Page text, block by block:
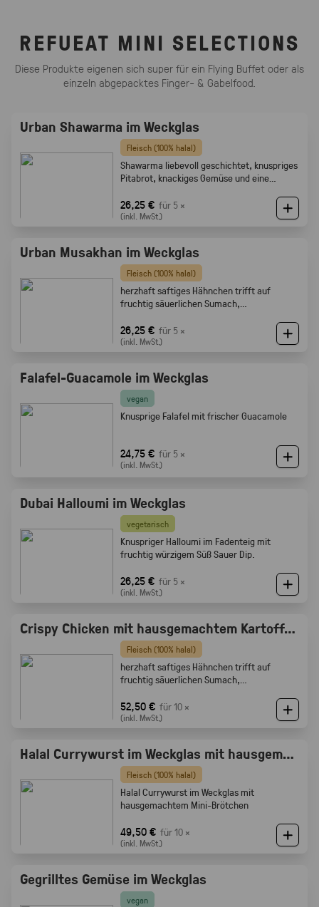
REFUEAT MINI SELECTIONS
Diese Produkte eigenen sich super für ein Flying Buffet oder als
einzeln abgepacktes Finger- & Gabelfood.
Urban Shawarma im Weckglas
Fleisch (100% halal)
Shawarma liebevoll geschichtet, knuspriges
Pitabrot, knackiges Gemüse und eine
26,25 € für 5 ×
(inkl. MwSt.)
Urban Musakhan im Weckglas
Fleisch (100% halal)
herzhaft saftiges Hähnchen trifft auf
fruchtig säuerlichen Sumach,
Röstaromen vom knusprigen Brot
26,25 € für 5 ×
(inkl. MwSt.)
Falafel-Guacamole im Weckglas
vegan
Knusprige Falafel mit frischer Guacamole
24,75 € für 5 ×
(inkl. MwSt.)
Dubai Halloumi im Weckglas
vegetarisch
Knuspriger Halloumi im Fadenteig mit
fruchtig würzigem Süß Sauer Dip.
26,25 € für 5 ×
(inkl. MwSt.)
Crispy Chicken mit hausgemachtem Kartoffelsalat
Fleisch (100% halal)
herzhaft saftiges Hähnchen trifft auf
fruchtig säuerlichen Sumach,
Röstaromen vom knusprigen Brot
52,50 € für 10 ×
(inkl. MwSt.)
Halal Currywurst im Weckglas mit hausgemachtem Mini-Brötchen
Fleisch (100% halal)
Halal Currywurst im Weckglas mit
hausgemachtem Mini-Brötchen
49,50 € für 10 ×
(inkl. MwSt.)
Gegrilltes Gemüse im Weckglas
vegan